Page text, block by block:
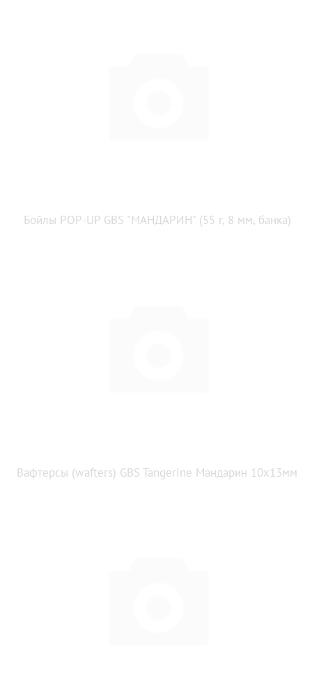
Бойлы POP-UP GBS "МАНДАРИН" (55 г, 8 мм, банка)
Вафтерсы (wafters) GBS Tangerine Мандарин 10x13мм